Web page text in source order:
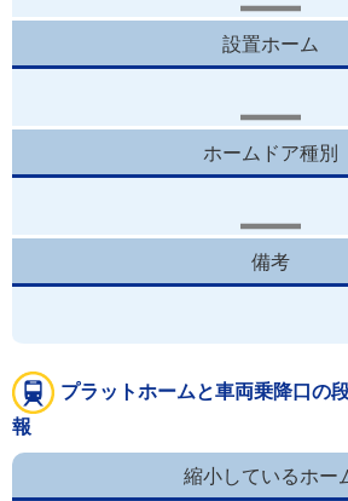
設置ホーム
ホームドア種別
備考
プラットホームと車両乗降口の
報
縮小しているホー